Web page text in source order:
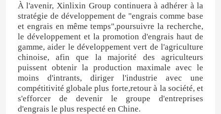
À l'avenir, Xinlixin Group continuera à adhérer à la
stratégie de développement de "engrais comme base
et engrais en même temps",poursuivre la recherche,
le développement et la promotion d'engrais haut de
gamme, aider le développement vert de l'agriculture
chinoise, afin que la majorité des agriculteurs
puissent obtenir la production maximale avec le
moins d'intrants, diriger l'industrie avec une
compétitivité globale plus forte,retour à la société, et
s'efforcer de devenir le groupe d'entreprises
d'engrais le plus respecté en Chine.